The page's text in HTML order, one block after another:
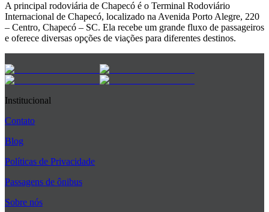
A principal rodoviária de Chapecó é o Terminal Rodoviário
Internacional de Chapecó, localizado na Avenida Porto Alegre, 220
– Centro, Chapecó – SC. Ela recebe um grande fluxo de passageiros
e oferece diversas opções de viações para diferentes destinos.
Institucional
Contato
Blog
Políticas de Privacidade
Passagens de ônibus
Sobre nós